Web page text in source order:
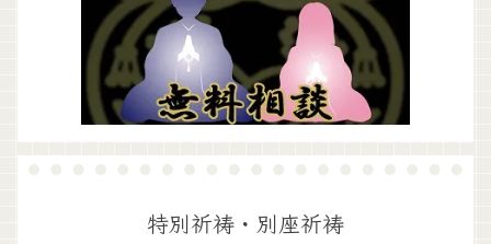
特別祈祷・別座祈祷